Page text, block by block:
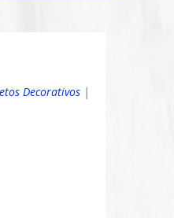
Decorativos |